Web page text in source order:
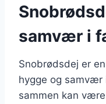
samvær i
Snobrødsdej er
hygge og samvær
sammen kan